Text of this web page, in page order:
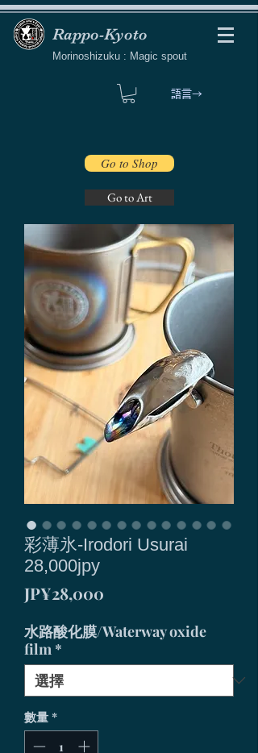
Rappo-Kyoto
Morinoshizuku : Magic spout
語言→
Go to Shop
Go to Art
彩薄氷-Irodori Usurai
28,000jpy
JP¥28,000
水路酸化膜/Waterway oxide
film *
數量 *